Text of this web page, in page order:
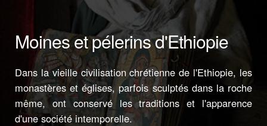
Moines et pélerins d'Ethiopie
Dans la vieille civilisation chrétienne de l'Ethiopie, les
monastères et églises, parfois sculptés dans la roche
même, ont conservé les traditions et l'apparence
d'une société intemporelle.